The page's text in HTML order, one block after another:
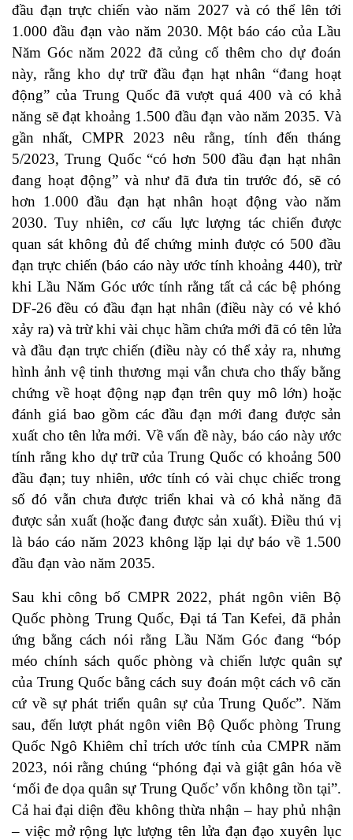
đầu đạn trực chiến vào năm 2027 và có thể lên tới
1.000 đầu đạn vào năm 2030. Một báo cáo của Lầu
Năm Góc năm 2022 đã củng cố thêm cho dự đoán
này, rằng kho dự trữ đầu đạn hạt nhân “đang hoạt
động” của Trung Quốc đã vượt quá 400 và có khả
năng sẽ đạt khoảng 1.500 đầu đạn vào năm 2035. Và
gần nhất, CMPR 2023 nêu rằng, tính đến tháng
5/2023, Trung Quốc “có hơn 500 đầu đạn hạt nhân
đang hoạt động” và như đã đưa tin trước đó, sẽ có
hơn 1.000 đầu đạn hạt nhân hoạt động vào năm
2030. Tuy nhiên, cơ cấu lực lượng tác chiến được
quan sát không đủ để chứng minh được có 500 đầu
đạn trực chiến (báo cáo này ước tính khoảng 440), trừ
khi Lầu Năm Góc ước tính rằng tất cả các bệ phóng
DF-26 đều có đầu đạn hạt nhân (điều này có vẻ khó
xảy ra) và trừ khi vài chục hầm chứa mới đã có tên lửa
và đầu đạn trực chiến (điều này có thể xảy ra, nhưng
hình ảnh vệ tinh thương mại vẫn chưa cho thấy bằng
chứng về hoạt động nạp đạn trên quy mô lớn) hoặc
đánh giá bao gồm các đầu đạn mới đang được sản
xuất cho tên lửa mới. Về vấn đề này, báo cáo này ước
tính rằng kho dự trữ của Trung Quốc có khoảng 500
đầu đạn; tuy nhiên, ước tính có vài chục chiếc trong
số đó vẫn chưa được triển khai và có khả năng đã
được sản xuất (hoặc đang được sản xuất). Điều thú vị
là báo cáo năm 2023 không lặp lại dự báo về 1.500
đầu đạn vào năm 2035.
Sau khi công bố CMPR 2022, phát ngôn viên Bộ
Quốc phòng Trung Quốc, Đại tá Tan Kefei, đã phản
ứng bằng cách nói rằng Lầu Năm Góc đang “bóp
méo chính sách quốc phòng và chiến lược quân sự
của Trung Quốc bằng cách suy đoán một cách vô căn
cứ về sự phát triển quân sự của Trung Quốc”. Năm
sau, đến lượt phát ngôn viên Bộ Quốc phòng Trung
Quốc Ngô Khiêm chỉ trích ước tính của CMPR năm
2023, nói rằng chúng “phóng đại và giật gân hóa về
‘mối đe dọa quân sự Trung Quốc’ vốn không tồn tại”.
Cả hai đại diện đều không thừa nhận – hay phủ nhận
– việc mở rộng lực lượng tên lửa đạn đạo xuyên lục